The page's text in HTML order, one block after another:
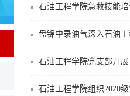
石油工程学院急救技能
盘锦中录油气深入石油
石油工程学院党支部开
石油工程学院组织2020